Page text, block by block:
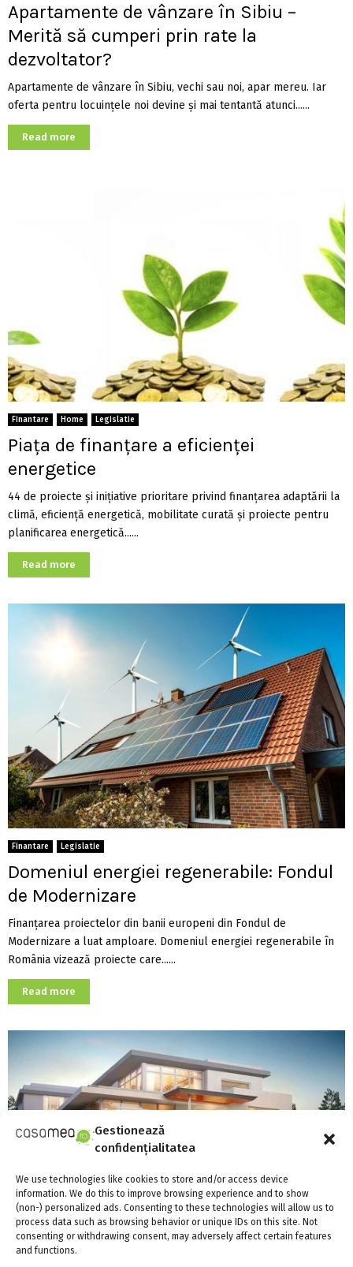
Gestionează
confidențialitatea
We use technologies like cookies to store and/or access device
information. We do this to improve browsing experience and to show
(non-) personalized ads. Consenting to these technologies will allow us to
process data such as browsing behavior or unique IDs on this site. Not
consenting or withdrawing consent, may adversely affect certain features
and functions.
Apartamente de vânzare în Sibiu –
Merită să cumperi prin rate la
dezvoltator?
Apartamente de vânzare în Sibiu, vechi sau noi, apar mereu. Iar
oferta pentru locuințele noi devine și mai tentantă atunci......
Read more
Finantare Home Legislatie
Piața de finanțare a eficienței
energetice
44 de proiecte și inițiative prioritare privind finanțarea adaptării la
climă, eficiență energetică, mobilitate curată și proiecte pentru
planificarea energetică......
Read more
Finantare Legislatie
Domeniul energiei regenerabile: Fondul
de Modernizare
Finanțarea proiectelor din banii europeni din Fondul de
Modernizare a luat amploare. Domeniul energiei regenerabile în
România vizează proiecte care......
Read more